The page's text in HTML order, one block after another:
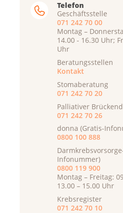
Telefon
Geschäftsstelle
071 242 70 00
Montag –
14.00 - 16.30 Uhr;
Uhr
Beratungsstellen
Kontakt
Stomaberatung
071 242 70 20
Palliativer
071 242 70 26
donna (Gratis-
0800 100 888
Infonummer)
0800 119 900
Montag – Freitag:
13.00 – 15.00 Uhr
Krebsregister
071 242 70 10